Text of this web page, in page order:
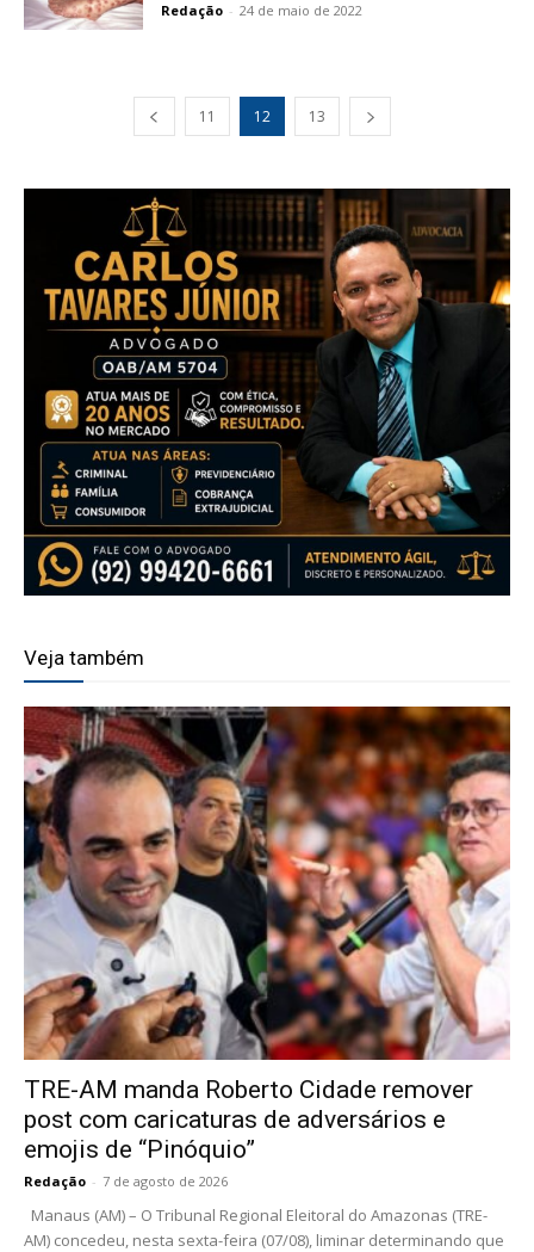
Redação - 24 de maio de 2022
11 12 13
Veja também
TRE-AM manda Roberto Cidade remover
post com caricaturas de adversários e
emojis de “Pinóquio”
Redação - 7 de agosto de 2026
Manaus (AM) – O Tribunal Regional Eleitoral do Amazonas (TRE-
AM) concedeu, nesta sexta-feira (07/08), liminar determinando que